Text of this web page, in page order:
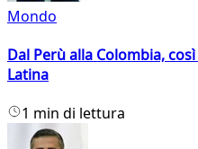
Mondo
Dal Perù alla Colombia,
Latina
1 min di lettura